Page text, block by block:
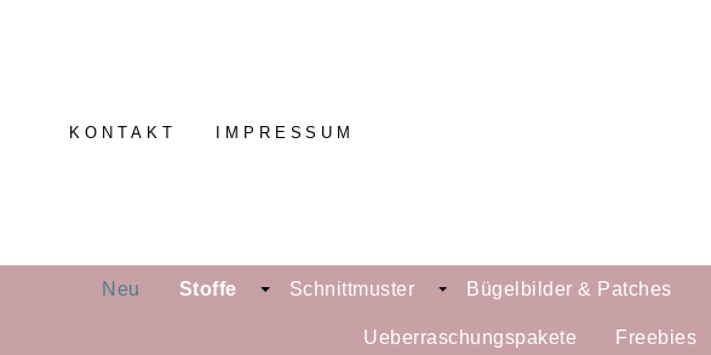
KONTAKT IMPRESSUM
Neu Stoffe Schnittmuster Bügelbilder & Patches
Ueberraschungspakete Freebies